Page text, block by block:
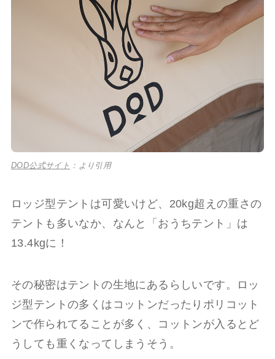
DOD公式サイト ：より引用
ロッジ型テントは可愛いけど、20kg超えの重さの
テントも多いなか、なんと「おうちテント」は
13.4kgに！
その秘密はテントの生地にあるらしいです。ロッ
ジ型テントの多くはコットンだったりポリコット
ンで作られてることが多く、コットンが入るとど
うしても重くなってしまうそう。